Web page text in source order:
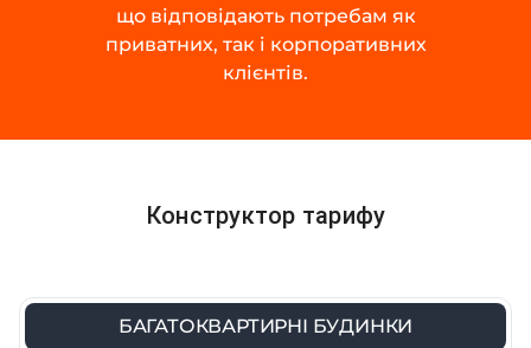
що відповідають потребам як
приватних, так і корпоративних
клієнтів.
Конструктор тарифу
БАГАТОКВАРТИРНІ БУДИНКИ